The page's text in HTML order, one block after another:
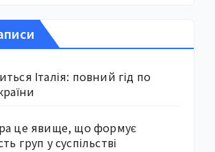
Італія: повний гід по
це явище, що формує
груп у суспільстві